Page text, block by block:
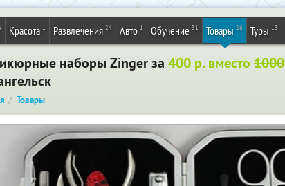
Красота 1 Развлечения 24 Авто 1 Обучение 31 Товары 26 Туры 13
наборы Zinger за 400 р. вместо 1000
Товары